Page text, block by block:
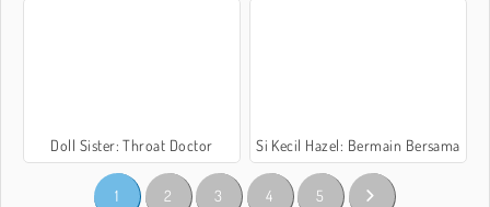
Doll Sister: Throat Doctor Si Kecil Hazel: Bermain Bersama
1 2 3 4 5